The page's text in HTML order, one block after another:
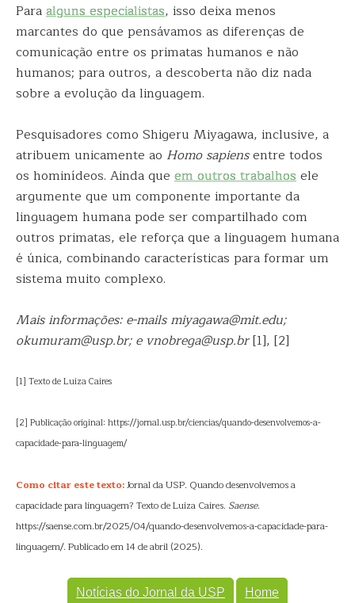
Paraalguns especialistas, isso deixa menos
marcantes do que pensávamos as diferenças de
comunicação entre os primatas humanos e não
humanos; para outros, a descoberta não diz nada
sobre a evolução da linguagem.
Pesquisadores como Shigeru Miyagawa, inclusive, a
atribuem unicamente ao Homo sapiensentre todos
os hominídeos. Ainda que em outros trabalhosele
argumente que um componente importante da
linguagem humana pode ser compartilhado com
outros primatas, ele reforça que a linguagem humana
é única, combinando características para formar um
sistema muito complexo.
Mais informações: e-mails miyagawa@mit.edu;
okumuram@usp.br; e vnobrega@usp.br[1], [2]
[1] Texto de Luiza Caires
[2] Publicação original: https://jornal.usp.br/ciencias/quando-desenvolvemos-a-
capacidade-para-linguagem/
Como citar este texto:Jornal da USP. Quando desenvolvemos a
capacidade para linguagem? Texto de Luiza Caires. Saense.
https://saense.com.br/2025/04/quando-desenvolvemos-a-capacidade-para-
linguagem/. Publicado em 14 de abril (2025).
Notícias do Jornal da USP Home